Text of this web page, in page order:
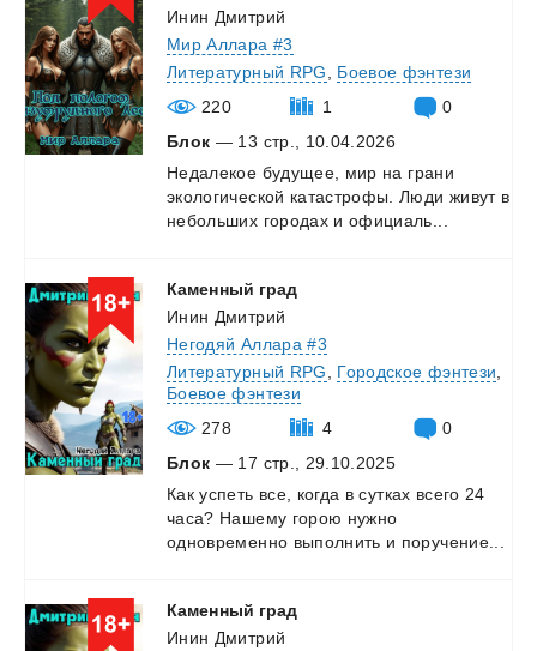
Инин Дмитрий
Мир Аллара #3
Литературный RPG
Боевое фэнтези
220
1
0
Блок — 13 стр., 10.04.2026
Недалекое будущее, мир на грани
экологической катастрофы. Люди живут в
небольших городах и официаль...
Каменный град
Инин Дмитрий
Негодяй Аллара #3
Литературный RPG
Городское фэнтези
Боевое фэнтези
278
4
0
Блок — 17 стр., 29.10.2025
Как успеть все, когда в сутках всего 24
часа? Нашему горою нужно
одновременно выполнить и поручение...
Каменный град
Инин Дмитрий